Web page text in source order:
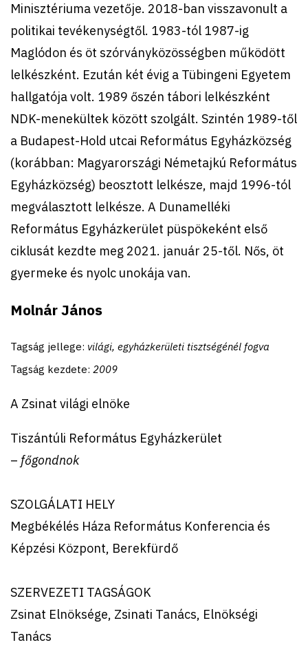
Minisztériuma vezetője. 2018-ban visszavonult a
politikai tevékenységtől. 1983-tól 1987-ig
Maglódon és öt szórványközösségben működött
lelkészként. Ezután két évig a Tübingeni Egyetem
hallgatója volt. 1989 őszén tábori lelkészként
NDK-menekültek között szolgált. Szintén 1989-től
a Budapest-Hold utcai Református Egyházközség
(korábban: Magyarországi Németajkú Református
Egyházközség) beosztott lelkésze, majd 1996-tól
megválasztott lelkésze. A Dunamelléki
Református Egyházkerület püspökeként első
ciklusát kezdte meg 2021. január 25-től. Nős, öt
gyermeke és nyolc unokája van.
Molnár János
Tagság jellege: világi, egyházkerületi tisztségénél fogva
Tagság kezdete: 2009
A Zsinat világi elnöke
Tiszántúli Református Egyházkerület
– főgondnok
SZOLGÁLATI HELY
Megbékélés Háza Református Konferencia és
Képzési Központ, Berekfürdő
SZERVEZETI TAGSÁGOK
Zsinat Elnöksége, Zsinati Tanács, Elnökségi
Tanács